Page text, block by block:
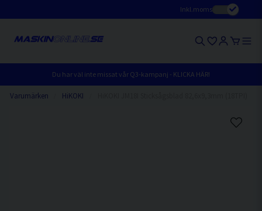
Inkl.moms
Du har väl inte missat vår Q3-kampanj - KLICKA HÄR!
Varumärken HiKOKI